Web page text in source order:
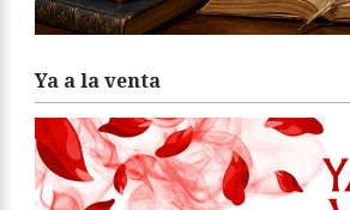
Ya a la venta